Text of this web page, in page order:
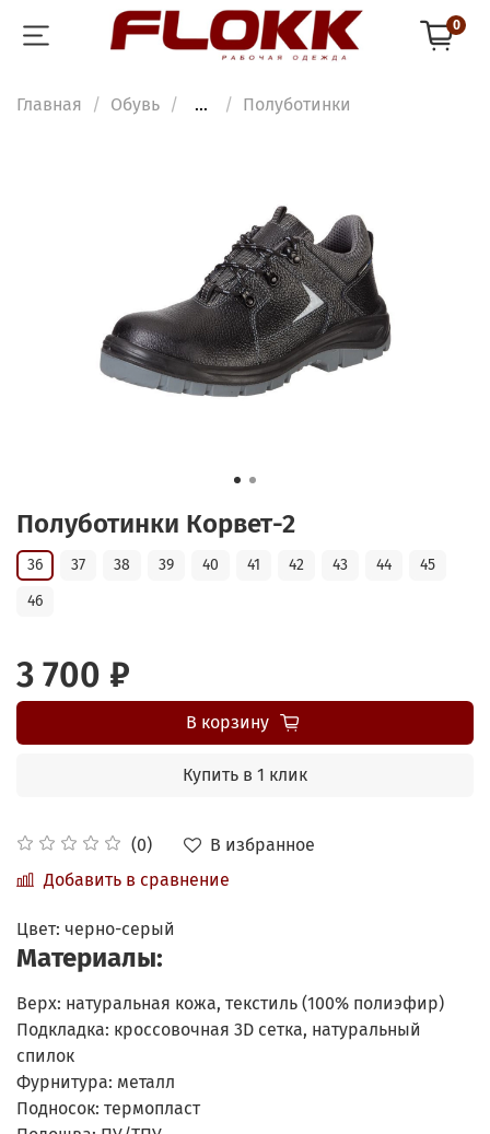
0
Главная Обувь ... Полуботинки
Полуботинки Корвет-2
(0)
В избранное
Добавить в сравнение
36 37 38 39 40 41 42 43 44
45
46
3 700 ₽
В корзину
Купить в 1 клик
Цвет: черно-серый
Материалы:
Верх: натуральная кожа, текстиль (100% полиэфир)
Подкладка: кроссовочная 3D сетка, натуральный
спилок
Фурнитура: металл
Подносок: термопласт